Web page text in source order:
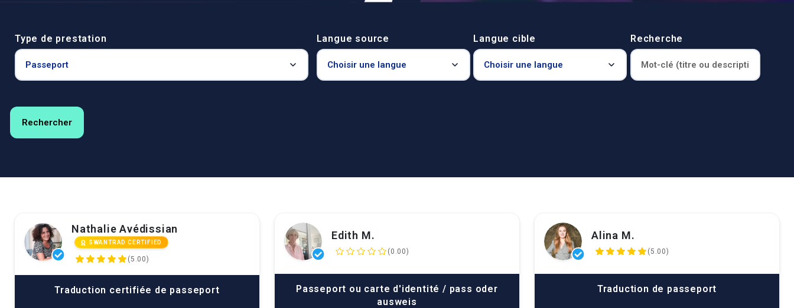
Type de prestation Langue source Langue cible Recherche
Nathalie Avédissian
SWANTRAD CERTIFIED
(5.00)
Traduction certifiée de passeport
Edith M.
(0.00)
Passeport ou carte d'identité / pass oder
ausweis
Alina M.
(5.00)
Traduction de passeport